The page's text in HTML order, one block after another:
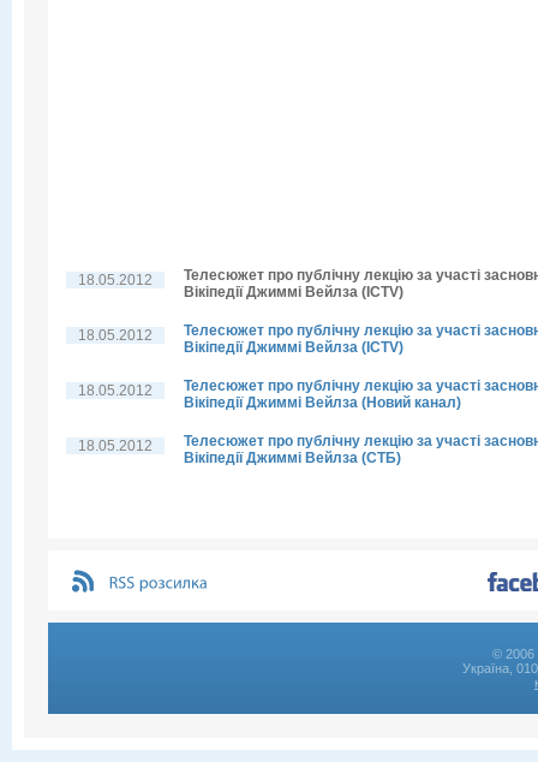
18.05.2012
Телесюжет про публічну лекцію за участі
Вікіпедії Джиммі Вейлза (ICTV)
18.05.2012
Телесюжет про публічну лекцію за участі
Вікіпедії Джиммі Вейлза (ICTV)
18.05.2012
Телесюжет про публічну лекцію за участі
Вікіпедії Джиммі Вейлза (Новий канал)
18.05.2012
Телесюжет про публічну лекцію за участі
Вікіпедії Джиммі Вейлза (СТБ)
© 2006
Україна,